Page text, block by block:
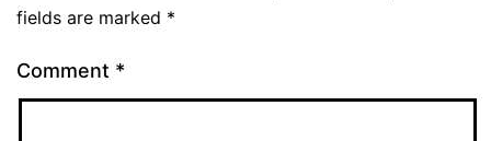
fields are marked *
Comment *